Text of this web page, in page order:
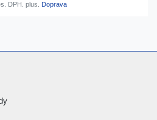
DPH. plus. Doprava